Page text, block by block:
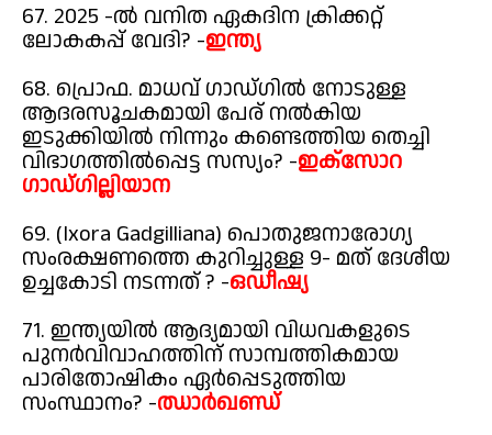
67. 2025 -ൽ വനിത ഏകദിന ക്രിക്കറ്റ്
ലോകകപ്പ് വേദി? -ഇന്ത്യ
68. പ്രൊഫ. മാധവ് ഗാഡ്ഗിൽ നോടുള്ള
ആദരസൂചകമായി പേര് നൽകിയ
ഇടുക്കിയിൽ നിന്നും കണ്ടെത്തിയ തെച്ചി
വിഭാഗത്തിൽപ്പെട്ട സസ്യം? -ഇക്സോറ
ഗാഡ്ഗില്ലിയാന
69. (Ixora Gadgilliana) പൊതുജനാരോഗ്യ
സംരക്ഷണത്തെ കുറിച്ചുള്ള 9- മത് ദേശീയ
ഉച്ചകോടി നടന്നത് ? -ഒഡീഷ്യ
71. ഇന്ത്യയിൽ ആദ്യമായി വിധവകളുടെ
പുനർവിവാഹത്തിന് സാമ്പത്തികമായ
പാരിതോഷികം ഏർപ്പെടുത്തിയ
സംസ്ഥാനം? -ഝാർഖണ്ഡ്